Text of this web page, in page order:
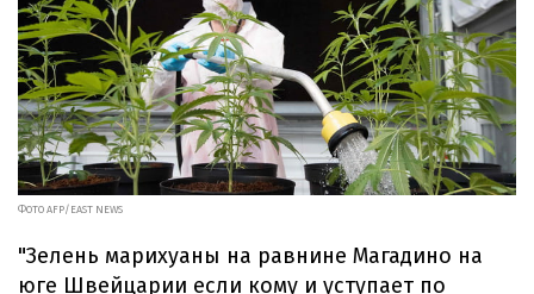
ФОТО AFP/EAST NEWS
"Зелень марихуаны на равнине Магадино на
юге Швейцарии если кому и уступает по